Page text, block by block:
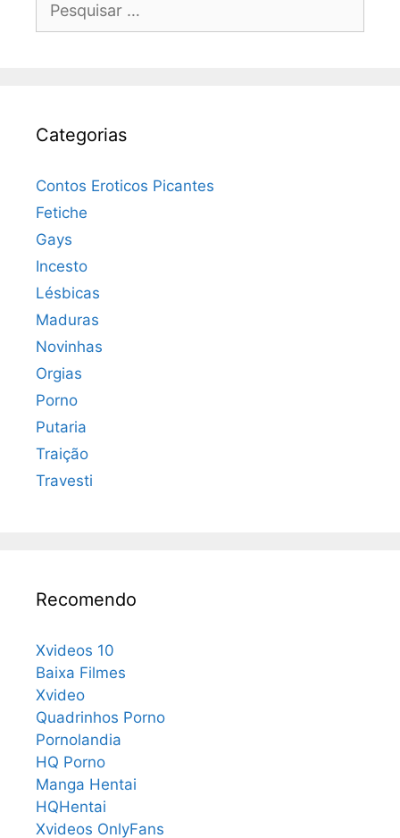
por:
Categorias
Contos Eroticos Picantes
Fetiche
Gays
Incesto
Lésbicas
Maduras
Novinhas
Orgias
Porno
Putaria
Traição
Travesti
Recomendo
Xvideos 10
Baixa Filmes
Xvideo
Quadrinhos Porno
Pornolandia
HQ Porno
Manga Hentai
HQHentai
Xvideos OnlyFans